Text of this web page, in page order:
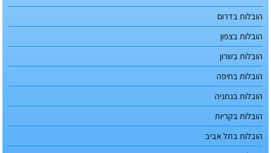
הובלות בדרום
הובלות בצפון
הובלות בשרון
הובלות בחיפה
הובלות בנתניה
הובלות בקריות
הובלות בתל אביב